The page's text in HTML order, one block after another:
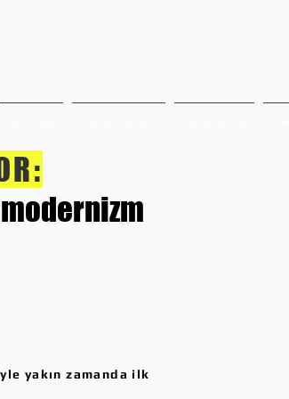
yakın zamanda ilk